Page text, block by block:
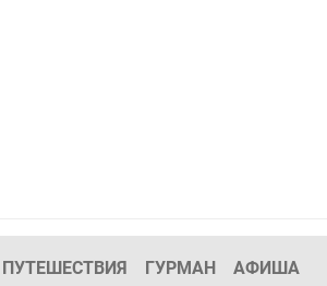
ПУТЕШЕСТВИЯ ГУРМАН АФИША